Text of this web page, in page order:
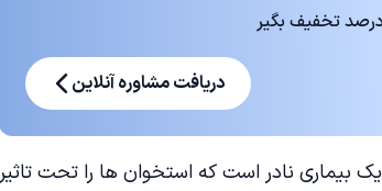
دریافت مشاوره آنلاین
یک بیماری نادر است که استخوان ها را تحت